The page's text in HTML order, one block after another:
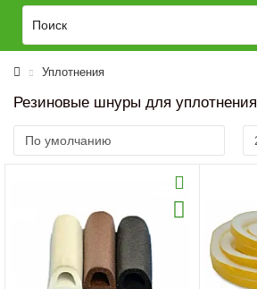
Уплотнения
Резиновые шнуры для уплотнения